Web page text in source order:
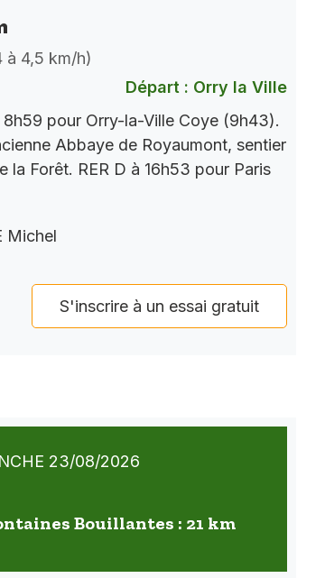
à 4,5 km/h)
Départ : Orry la Ville
pour Orry-la-Ville Coye (9h43).
Abbaye de Royaumont, sentier
la Forêt. RER D à 16h53 pour Paris
Michel
S'inscrire à un essai gratuit
23/08/2026
Bouillantes : 21 km